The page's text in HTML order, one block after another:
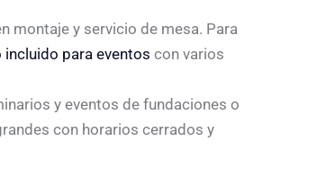
montaje y servicio de mesa. Para
incluido para eventos con varios
y eventos de fundaciones o
con horarios cerrados y